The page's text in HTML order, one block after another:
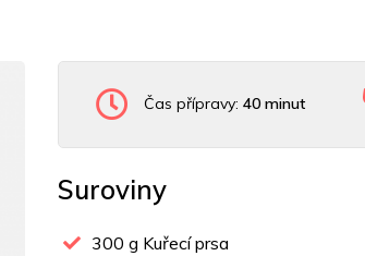
Čas přípravy: 40 minut
Suroviny
300 g Kuřecí prsa